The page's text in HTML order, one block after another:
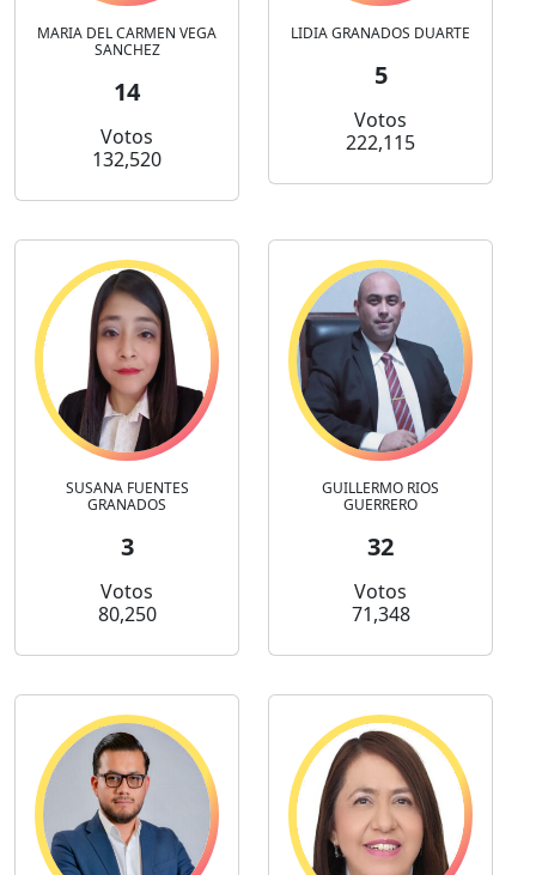
MARIA DEL CARMEN VEGA
SANCHEZ
14
Votos
132,520
LIDIA GRANADOS DUARTE
5
Votos
222,115
SUSANA FUENTES
GRANADOS
3
Votos
80,250
GUILLERMO RIOS
GUERRERO
32
Votos
71,348